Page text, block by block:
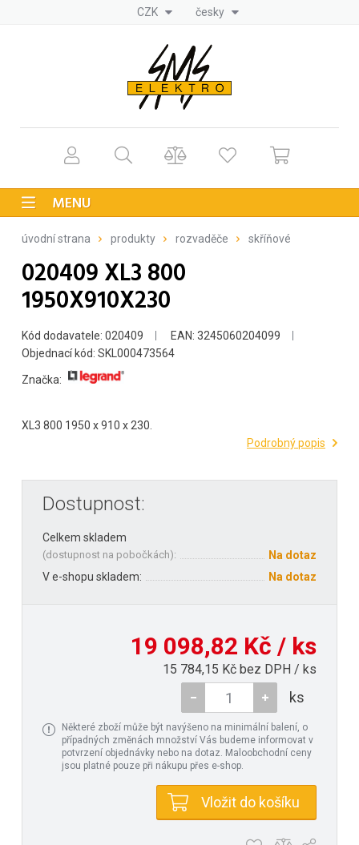
CZK česky
MENU
úvodní strana produkty rozvaděče skříňové
020409 XL3 800
1950X910X230
Kód dodavatele: 020409
EAN: 3245060204099
Objednací kód: SKL000473564
Značka:
XL3 800 1950 x 910 x 230.
Podrobný popis
Dostupnost:
Celkem skladem
(dostupnost na pobočkách):
Na dotaz
V e-shopu skladem:
Na dotaz
19 098,82 Kč / ks
15 784,15 Kč bez DPH / ks
ks
Některé zboží může být navýšeno na minimální balení, o
případných změnách množství Vás budeme informovat v
potvrzení objednávky nebo na dotaz. Maloobchodní ceny
jsou platné pouze při nákupu přes e-shop.
Vložit do košíku